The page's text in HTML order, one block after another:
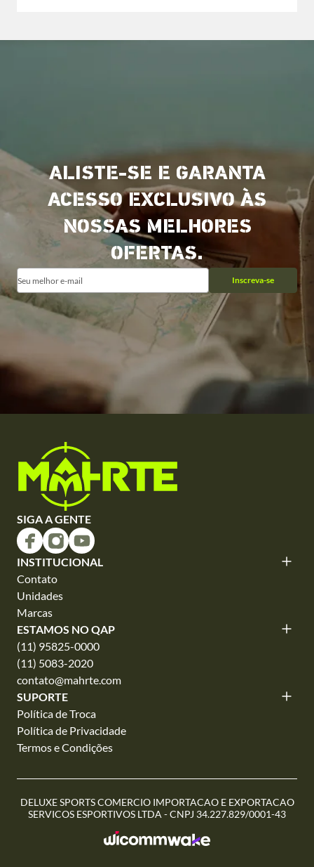
ALISTE-SE E GARANTA
ACESSO EXCLUSIVO ÀS
NOSSAS MELHORES
OFERTAS.
Inscreva-se
SIGA A GENTE
INSTITUCIONAL
Contato
Unidades
Marcas
ESTAMOS NO QAP
(11) 95825-0000
(11) 5083-2020
contato@mahrte.com
SUPORTE
Política de Troca
Política de Privacidade
Termos e Condições
DELUXE SPORTS COMERCIO IMPORTACAO E EXPORTACAO
SERVICOS ESPORTIVOS LTDA - CNPJ 34.227.829/0001-43